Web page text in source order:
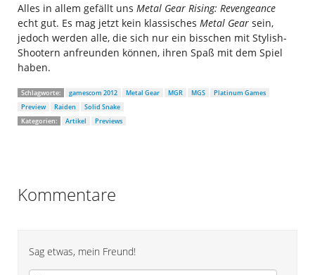
Alles in allem gefällt uns Metal Gear Rising: Revengeance
echt gut. Es mag jetzt kein klassisches Metal Gear sein,
jedoch werden alle, die sich nur ein bisschen mit Stylish-
Shootern anfreunden können, ihren Spaß mit dem Spiel
haben.
Schlagworte: gamescom 2012 Metal Gear MGR MGS
Platinum Games
Preview
Raiden
Solid Snake
Kategorien:
Artikel Previews
Kommentare
Sag etwas, mein Freund!